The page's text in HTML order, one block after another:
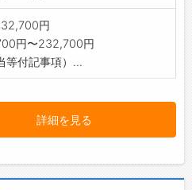
円
円〜232,700円
等付記事項）...
詳細を見る